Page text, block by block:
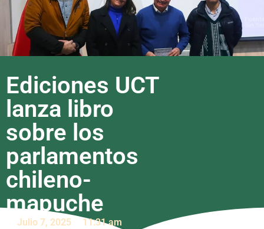
Ediciones UCT
lanza libro
sobre los
parlamentos
chileno-
mapuche
Julio 7, 2025 11:31 am